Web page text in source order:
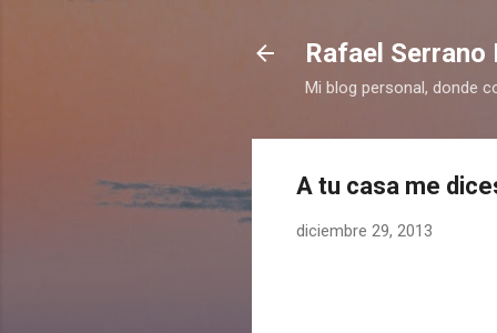
Rafael Serrano
Mi blog personal, donde
A tu casa me
diciembre 29, 2013